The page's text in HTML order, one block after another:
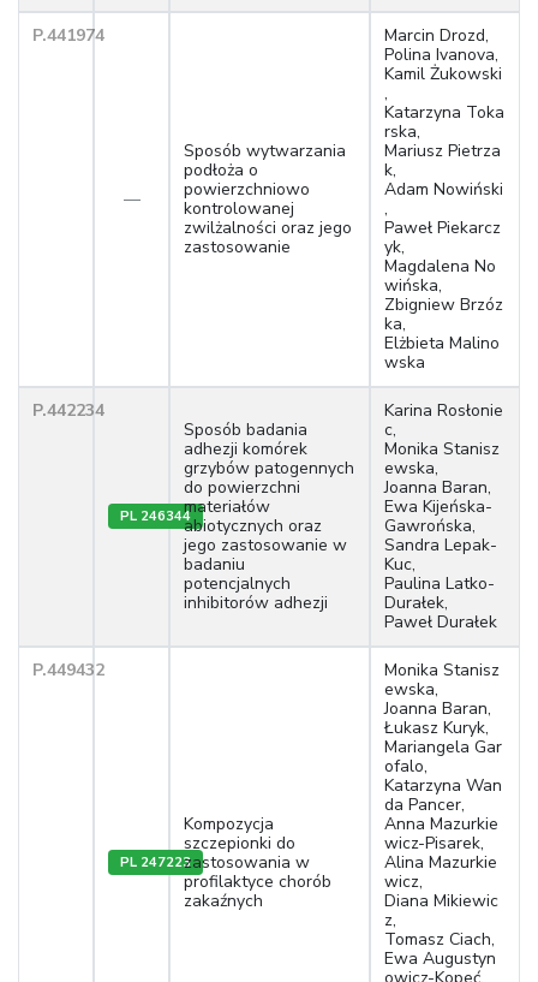
P.441974
—
Sposób wytwarzania
podłoża o
powierzchniowo
kontrolowanej
zwilżalności oraz jego
zastosowanie
Marcin Drozd,
Polina Ivanova,
Kamil Żukowski
,
Katarzyna Toka
rska,
Mariusz Pietrza
k,
Adam Nowiński
,
Paweł Piekarcz
yk,
Magdalena No
wińska,
Zbigniew Brzóz
ka,
Elżbieta Malino
wska
P.442234
PL 246344
Sposób badania
adhezji komórek
grzybów patogennych
do powierzchni
materiałów
abiotycznych oraz
jego zastosowanie w
badaniu
potencjalnych
inhibitorów adhezji
Karina Rosłonie
c,
Monika Stanisz
ewska,
Joanna Baran,
Ewa Kijeńska-
Gawrońska,
Sandra Lepak-
Kuc,
Paulina Latko-
Durałek,
Paweł Durałek
P.449432
PL 247223
Kompozycja
szczepionki do
zastosowania w
profilaktyce chorób
zakaźnych
Monika Stanisz
ewska,
Joanna Baran,
Łukasz Kuryk,
Mariangela Gar
ofalo,
Katarzyna Wan
da Pancer,
Anna Mazurkie
wicz-Pisarek,
Alina Mazurkie
wicz,
Diana Mikiewic
z,
Tomasz Ciach,
Ewa Augustyn
owicz-Kopeć,